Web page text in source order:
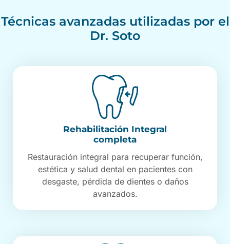
Técnicas avanzadas utilizadas por el
Dr. Soto
Rehabilitación Integral
completa
Restauración integral para recuperar función,
estética y salud dental en pacientes con
desgaste, pérdida de dientes o daños
avanzados.